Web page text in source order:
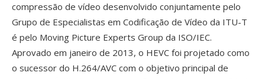
compressão de vídeo desenvolvido conjuntamente pelo
Grupo de Especialistas em Codificação de Vídeo da ITU-T
é pelo Moving Picture Experts Group da ISO/IEC.
Aprovado em janeiro de 2013, o HEVC foi projetado como
o sucessor do H.264/AVC com o objetivo principal de